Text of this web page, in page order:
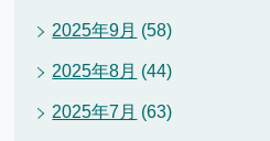
2025年9月 (58)
2025年8月 (44)
2025年7月 (63)